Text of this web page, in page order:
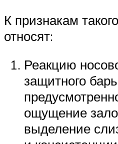
К признакам
относят:
Реакцию
защитного
ощущение
выделение